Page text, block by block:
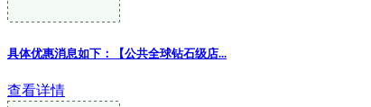
具体优惠消息如下：【公共全球钻石级店...
查看详情